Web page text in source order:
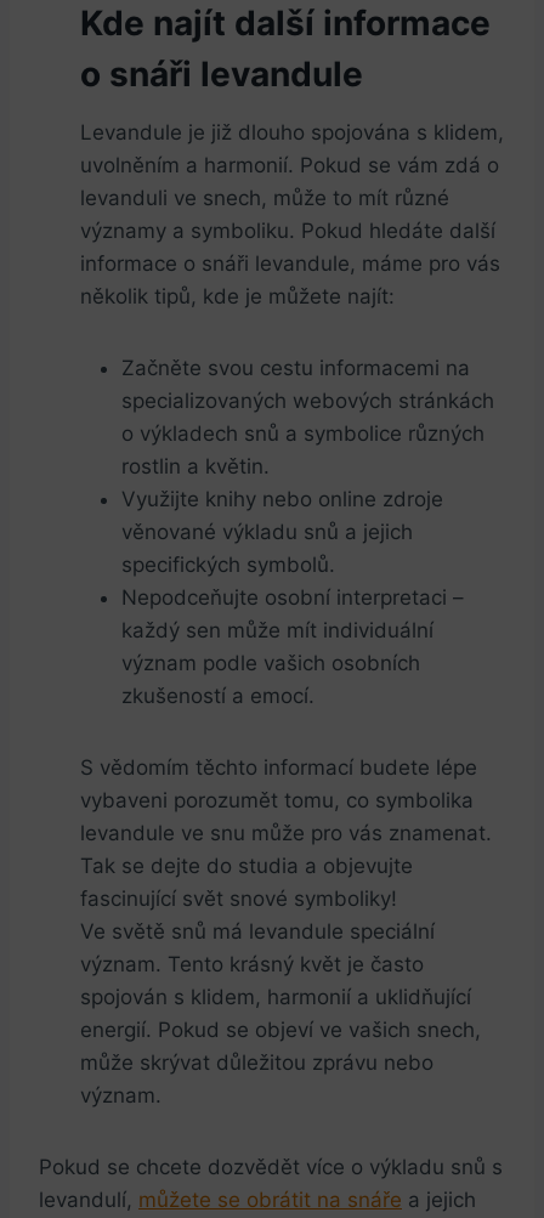
Kde najít další informace
o snáři levandule
Levandule je již dlouho spojována s klidem,
uvolněním a harmonií. Pokud se vám zdá o
levanduli ve snech, může to mít různé
významy a symboliku. Pokud hledáte další
informace o snáři levandule, máme pro vás
několik tipů, kde je můžete najít:
Začněte svou cestu informacemi na
specializovaných webových stránkách
o výkladech snů a symbolice různých
rostlin a květin.
Využijte knihy nebo online zdroje
věnované výkladu snů a jejich
specifických symbolů.
Nepodceňujte osobní interpretaci –
každý sen může mít individuální
význam podle vašich osobních
zkušeností a emocí.
S vědomím těchto informací budete lépe
vybaveni porozumět tomu, co symbolika
levandule ve snu může pro vás znamenat.
Tak se dejte do studia a objevujte
fascinující svět snové symboliky!
Ve světě snů má levandule speciální
význam. Tento krásný květ je často
spojován s klidem, harmonií a uklidňující
energií. Pokud se objeví ve vašich snech,
může skrývat důležitou zprávu nebo
význam.
Pokud se chcete dozvědět více o výkladu snů s
levandulí, můžete se obrátit na snáře a jejich